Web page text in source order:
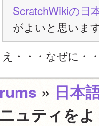
ScratchWikiの日
がよいと思いま
え・・・なぜに・
» 日本
ュティを